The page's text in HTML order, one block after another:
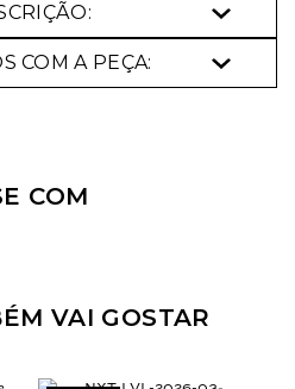
COM A PEÇA:
COM
VAI GOSTAR